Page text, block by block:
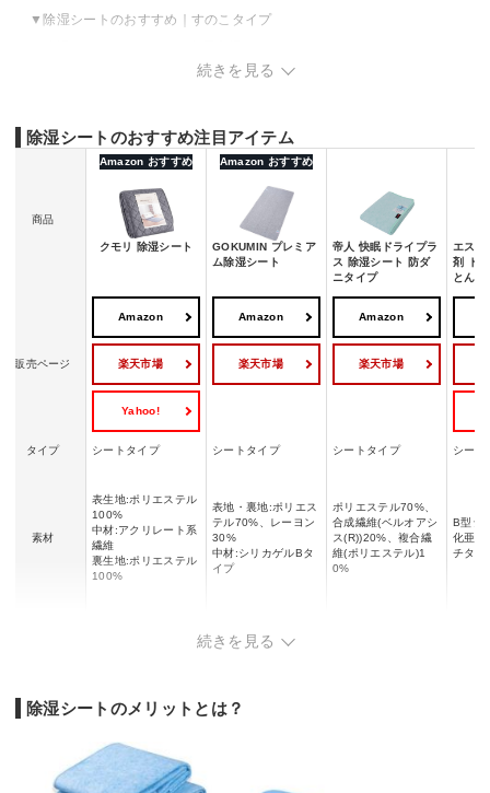
除湿シートのおすすめ｜すのこタイプ
番外編：除湿シートの効果的な敷き方
続きを見る
除湿シートのおすすめ注目アイテム
商品
Amazon おすすめ
クモリ 除湿シート
Amazon おすすめ
GOKUMIN プレミア
ム除湿シート
帝人 快眠ドライプラ
ス 除湿シート 防ダ
ニタイプ
エステ
剤 ド
とん快
販売ページ
Amazon
楽天市場
Yahoo!
Amazon
楽天市場
Amazon
楽天市場
タイプ シートタイプ シートタイプ シートタイプ シート
素材
表生地:ポリエステル
100%
中材:アクリレート系
繊維
裏生地:ポリエステル
100%
表地・裏地:ポリエス
テル70%、レーヨン
30%
中材:シリカゲルBタ
イプ
ポリエステル70%、
合成繊維(ベルオアシ
ス(R))20%、複合繊
維(ポリエステル)1
0%
B型シ
化亜鉛
チタン
シングル
洗濯機対応
続きを見る
除湿シートのメリットとは？